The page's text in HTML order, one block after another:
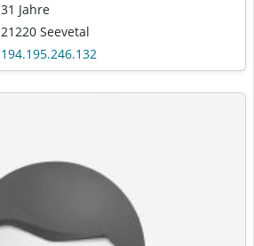
31 Jahre
21220 Seevetal
194.195.246.132